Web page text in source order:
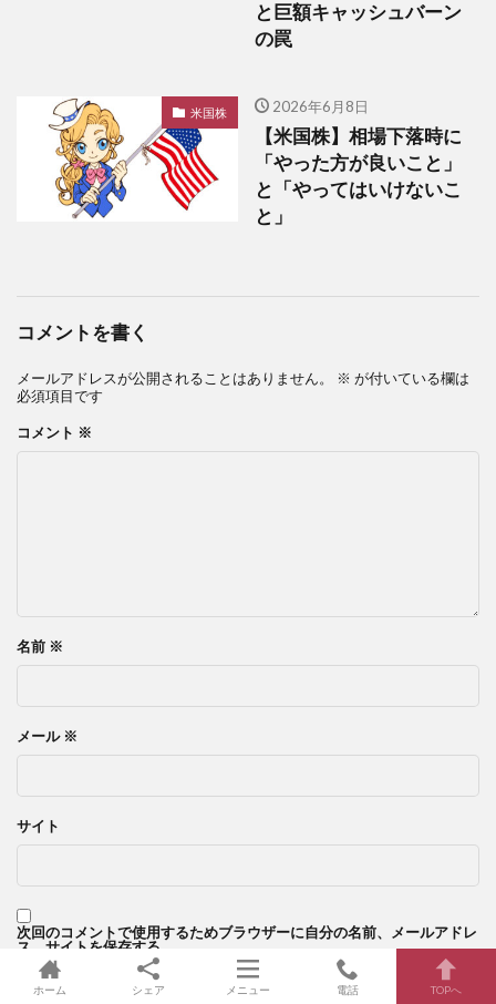
と巨額キャッシュバーン
の罠
米国株 2026年6月8日
【米国株】相場下落時に
「やった方が良いこと」
と「やってはいけないこ
と」
コメントを書く
メールアドレスが公開されることはありません。 ※ が付いている欄は
必須項目です
コメント ※
名前 ※
メール ※
サイト
次回のコメントで使用するためブラウザーに自分の名前、メールアドレ
ス、サイトを保存する。
ホーム シェア メニュー 電話 TOPへ